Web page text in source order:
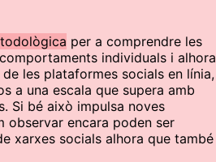
per a comprendre les
individuals i alhora
les plataformes socials en línia,
a una escala que supera amb
Si bé això impulsa noves
observar encara poden ser
xarxes socials alhora que també